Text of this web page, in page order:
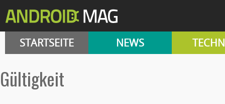
STARTSEITE NEWS
Gültigkeit